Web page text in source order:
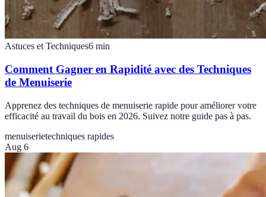
Astuces et Techniques6 min
Comment Gagner en Rapidité avec des Techniques
de Menuiserie
Apprenez des techniques de menuiserie rapide pour améliorer votre
efficacité au travail du bois en 2026. Suivez notre guide pas à pas.
menuiserietechniques rapides
Aug 6